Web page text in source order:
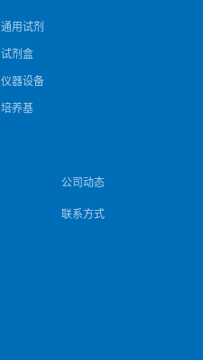
通用试剂
试剂盒
仪器设备
培养基
公司动态
联系方式